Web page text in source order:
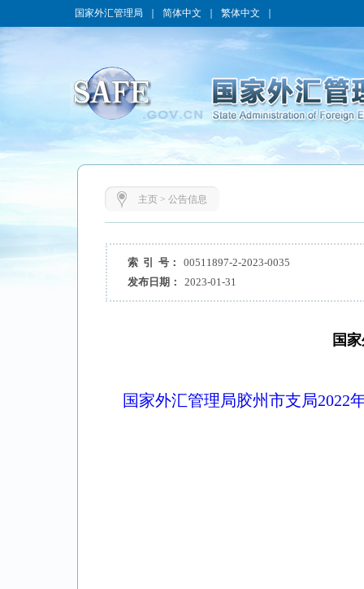
国家外汇管理局 简体中文 繁体中文
主页> 公告信息
索 引 号：
00511897-2-2023-0035
发布日期：
2023-01-31
国
国家外汇管理局胶州市支局2022